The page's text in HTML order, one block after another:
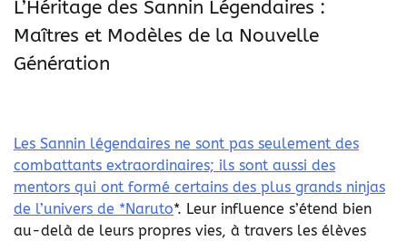
L’Héritage des Sannin Légendaires :
Maîtres et Modèles de la Nouvelle
Génération
Les Sannin légendaires ne sont pas seulement des
combattants extraordinaires; ils sont aussi des
mentors qui ont formé certains des plus grands ninjas
de l’univers de *Naruto*. Leur influence s’étend bien
au-delà de leurs propres vies, à travers les élèves